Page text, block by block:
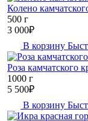
Колено
500 г
3 000₽
В корзину
Роза камчатского
1000 г
5 500₽
В корзину